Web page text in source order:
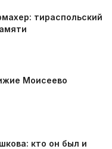
тираспольский
Моисеево
кто он был и